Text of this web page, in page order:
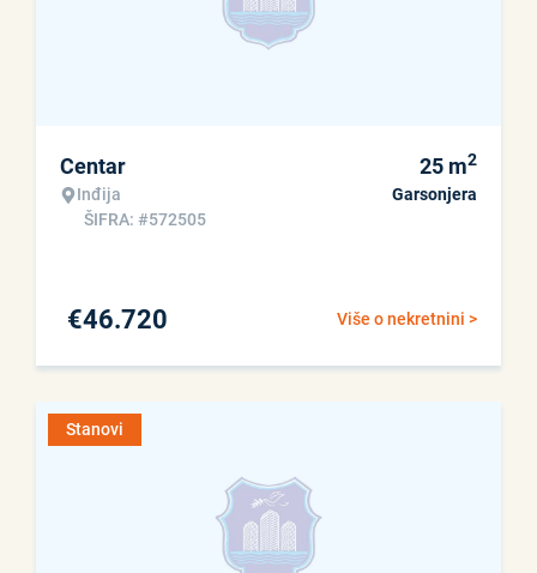
Centar
Inđija
ŠIFRA: #572505
25 m2
Garsonjera
Više o nekretnini >
€46.720
Stanovi